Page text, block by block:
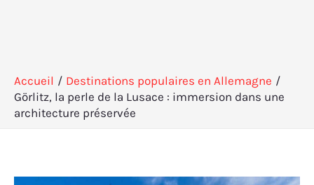
Accueil
Destinations populaires en Allemagne
Görlitz, la perle de la Lusace : immersion dans une
architecture préservée